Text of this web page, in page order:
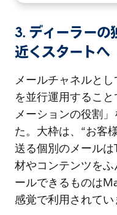
3. ディーラーの
近くスタートへ
メールチャネルと
を並行運用するこ
メーションの役割
た。大枠は、“お客
送る個別のメール
材やコンテンツを
ールできるものは
感覚で利用されてい